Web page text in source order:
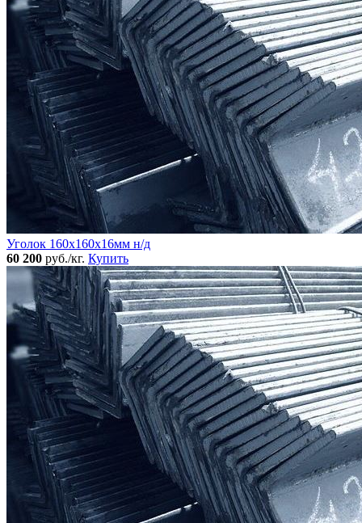
Уголок 160x160х16мм н/д
60 200 руб./кг. Купить